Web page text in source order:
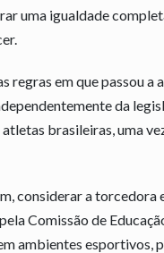
uma igualdade
regras em que passou
da
brasileiras, uma
considerar a
Comissão de
ambientes esportivos,